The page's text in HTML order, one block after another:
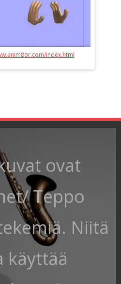
index.html
ovat
Teppo
Niitä
käyttää